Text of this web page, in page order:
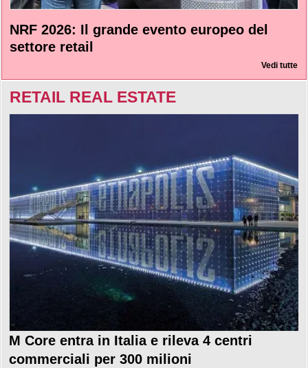
NRF 2026: Il grande evento europeo del
settore retail
Vedi tutte
RETAIL REAL ESTATE
M Core entra in Italia e rileva 4 centri
commerciali per 300 milioni